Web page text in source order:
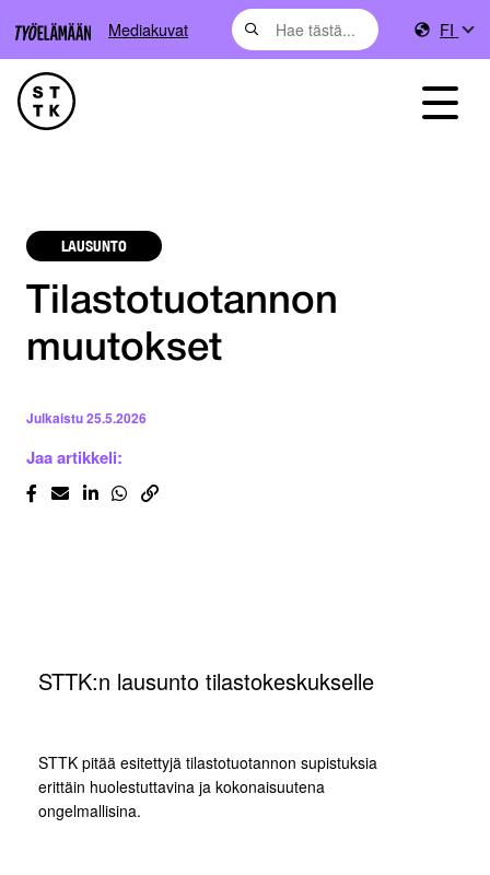
Mediakuvat FI
LAUSUNTO
Tilastotuotannon
muutokset
Julkaistu25.5.2026
Jaa artikkeli:
STTK:n lausunto tilastokeskukselle
STTK pitää esitettyjä tilastotuotannon supistuksia
erittäin huolestuttavina ja kokonaisuutena
ongelmallisina.